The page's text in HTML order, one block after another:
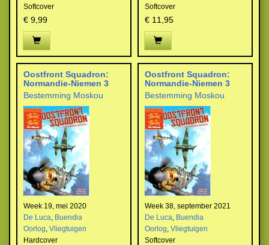
Softcover
€ 9,99
Softcover
€ 11,95
Oostfront Squadron:
Normandie-Niemen 3
Bestemming Moskou
Week 19, mei 2020
De Luca, Buendia
Oorlog, Vliegtuigen
Hardcover
Oostfront Squadron:
Normandie-Niemen 3
Bestemming Moskou
Week 38, september 2021
De Luca, Buendia
Oorlog, Vliegtuigen
Softcover